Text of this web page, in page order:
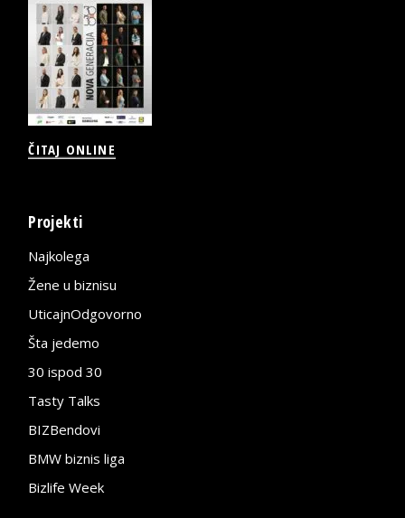
ČITAJ ONLINE
Projekti
Najkolega
Žene u biznisu
UticajnOdgovorno
Šta jedemo
30 ispod 30
Tasty Talks
BIZBendovi
BMW biznis liga
Bizlife Week